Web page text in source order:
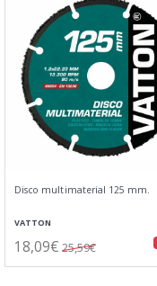
Disco multimaterial 125 mm.
VATTON
18,09€ 25,59€